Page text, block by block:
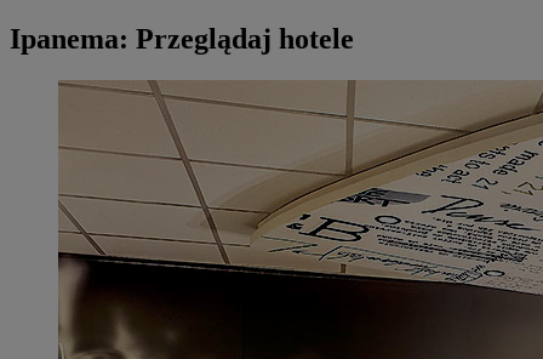
Ipanema: Przeglądaj hotele